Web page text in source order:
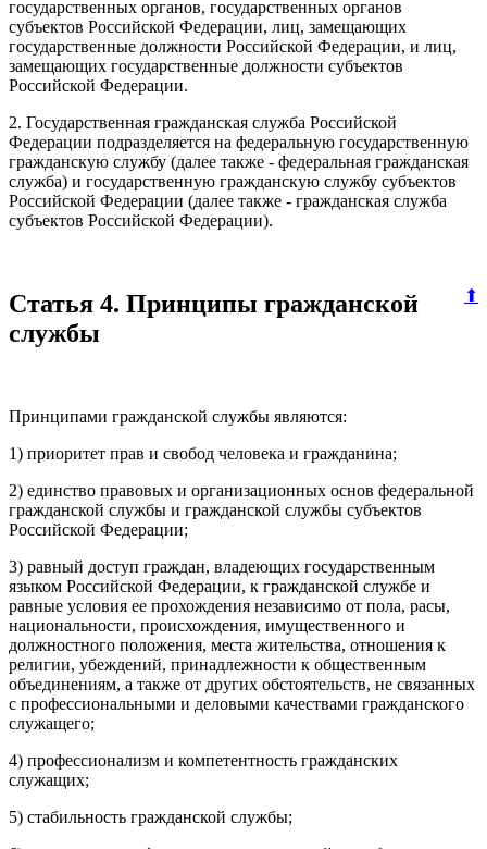
государственных органов, государственных органов
субъектов Российской Федерации, лиц, замещающих
государственные должности Российской Федерации, и лиц,
замещающих государственные должности субъектов
Российской Федерации.
2. Государственная гражданская служба Российской
Федерации подразделяется на федеральную государственную
гражданскую службу (далее также - федеральная гражданская
служба) и государственную гражданскую службу субъектов
Российской Федерации (далее также - гражданская служба
субъектов Российской Федерации).
⬆
Статья 4. Принципы гражданской
службы
Принципами гражданской службы являются:
1) приоритет прав и свобод человека и гражданина;
2) единство правовых и организационных основ федеральной
гражданской службы и гражданской службы субъектов
Российской Федерации;
3) равный доступ граждан, владеющих государственным
языком Российской Федерации, к гражданской службе и
равные условия ее прохождения независимо от пола, расы,
национальности, происхождения, имущественного и
должностного положения, места жительства, отношения к
религии, убеждений, принадлежности к общественным
объединениям, а также от других обстоятельств, не связанных
с профессиональными и деловыми качествами гражданского
служащего;
4) профессионализм и компетентность гражданских
служащих;
5) стабильность гражданской службы;